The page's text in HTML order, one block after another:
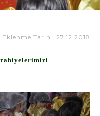
Eklenme Tarihi: 27.12.2018